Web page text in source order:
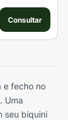
Consultar
e fecho no
Uma
seu biquini